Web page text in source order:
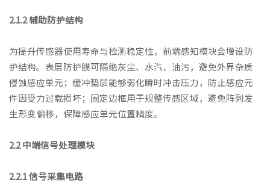
2.1.2 辅助防护结构
为提升传感器使用寿命与检测稳定性，前端感知模块会增设防
护结构。表层防护膜可隔绝灰尘、水汽、油污，避免外界杂质
侵蚀感应单元；缓冲垫层能够弱化瞬时冲击压力，防止感应元
件因受力过载损坏；固定边框用于规整传感区域，避免阵列发
生形变偏移，保障感应单元位置精度。
2.2 中端信号处理模块
2.2.1 信号采集电路